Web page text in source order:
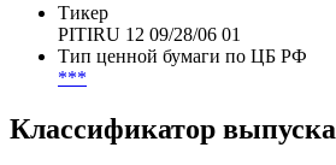
Тикер
PITIRU 12 09/28/06 01
Тип ценной бумаги по ЦБ РФ
***
Классификатор выпуска